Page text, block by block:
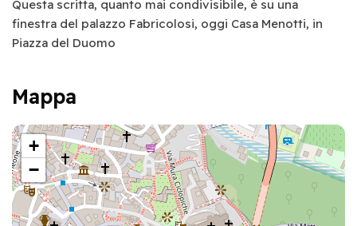
Questa scritta, quanto mai condivisibile, è su una
finestra del palazzo Fabricolosi, oggi Casa Menotti, in
Piazza del Duomo
Mappa
+
−